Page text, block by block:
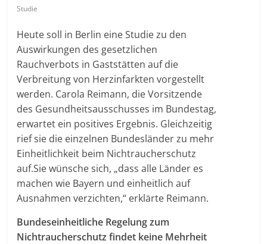
Studie
Heute soll in Berlin eine Studie zu den
Auswirkungen des gesetzlichen
Rauchverbots in Gaststätten auf die
Verbreitung von Herzinfarkten vorgestellt
werden. Carola Reimann, die Vorsitzende
des Gesundheitsausschusses im Bundestag,
erwartet ein positives Ergebnis. Gleichzeitig
rief sie die einzelnen Bundesländer zu mehr
Einheitlichkeit beim Nichtraucherschutz
auf.Sie wünsche sich, „dass alle Länder es
machen wie Bayern und einheitlich auf
Ausnahmen verzichten,“ erklärte Reimann.
Bundeseinheitliche Regelung zum
Nichtraucherschutz findet keine Mehrheit